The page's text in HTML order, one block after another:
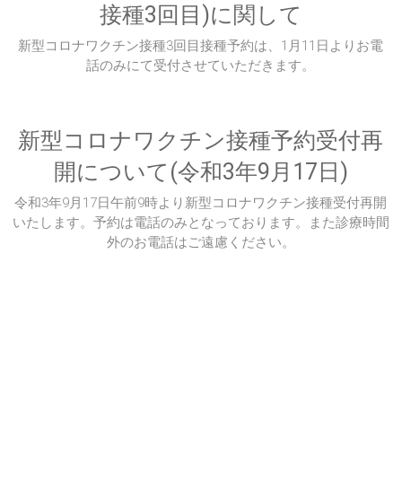
接種3回目)に関して
新型コロナワクチン接種3回目接種予約は、1月11日よりお電
話のみにて受付させていただきます。
新型コロナワクチン接種予約受付再
開について(令和3年9月17日)
令和3年9月17日午前9時より新型コロナワクチン接種受付再開
いたします。予約は電話のみとなっております。また診療時間
外のお電話はご遠慮ください。